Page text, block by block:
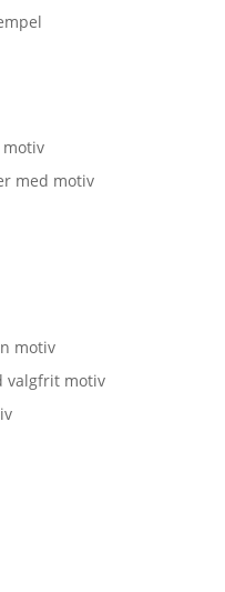
med motiv
motiv
valgfrit motiv